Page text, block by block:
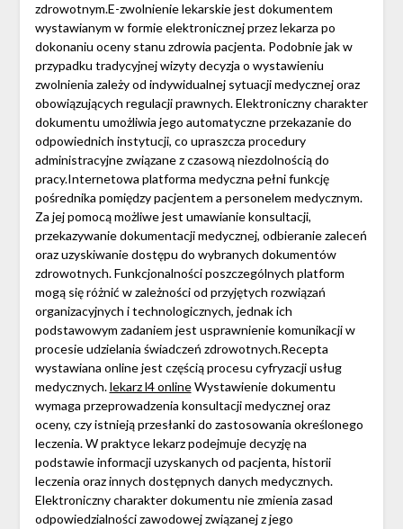
zdrowotnym.E-zwolnienie lekarskie jest dokumentem
wystawianym w formie elektronicznej przez lekarza po
dokonaniu oceny stanu zdrowia pacjenta. Podobnie jak w
przypadku tradycyjnej wizyty decyzja o wystawieniu
zwolnienia zależy od indywidualnej sytuacji medycznej oraz
obowiązujących regulacji prawnych. Elektroniczny charakter
dokumentu umożliwia jego automatyczne przekazanie do
odpowiednich instytucji, co upraszcza procedury
administracyjne związane z czasową niezdolnością do
pracy.Internetowa platforma medyczna pełni funkcję
pośrednika pomiędzy pacjentem a personelem medycznym.
Za jej pomocą możliwe jest umawianie konsultacji,
przekazywanie dokumentacji medycznej, odbieranie zaleceń
oraz uzyskiwanie dostępu do wybranych dokumentów
zdrowotnych. Funkcjonalności poszczególnych platform
mogą się różnić w zależności od przyjętych rozwiązań
organizacyjnych i technologicznych, jednak ich
podstawowym zadaniem jest usprawnienie komunikacji w
procesie udzielania świadczeń zdrowotnych.Recepta
wystawiana online jest częścią procesu cyfryzacji usług
medycznych.lekarz l4 onlineWystawienie dokumentu
wymaga przeprowadzenia konsultacji medycznej oraz
oceny, czy istnieją przesłanki do zastosowania określonego
leczenia. W praktyce lekarz podejmuje decyzję na
podstawie informacji uzyskanych od pacjenta, historii
leczenia oraz innych dostępnych danych medycznych.
Elektroniczny charakter dokumentu nie zmienia zasad
odpowiedzialności zawodowej związanej z jego